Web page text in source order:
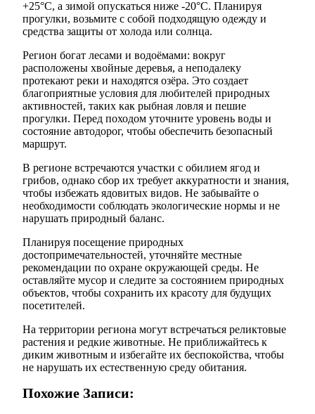
+25°C, а зимой опускаться ниже -20°C. Планируя
прогулки, возьмите с собой подходящую одежду и
средства защиты от холода или солнца.
Регион богат лесами и водоёмами: вокруг
расположены хвойные деревья, а неподалеку
протекают реки и находятся озёра. Это создает
благоприятные условия для любителей природных
активностей, таких как рыбная ловля и пешие
прогулки. Перед походом уточните уровень воды и
состояние автодорог, чтобы обеспечить безопасный
маршрут.
В регионе встречаются участки с обилием ягод и
грибов, однако сбор их требует аккуратности и знания,
чтобы избежать ядовитых видов. Не забывайте о
необходимости соблюдать экологические нормы и не
нарушать природный баланс.
Планируя посещение природных
достопримечательностей, уточняйте местные
рекомендации по охране окружающей среды. Не
оставляйте мусор и следите за состоянием природных
объектов, чтобы сохранить их красоту для будущих
посетителей.
На территории региона могут встречаться реликтовые
растения и редкие животные. Не приближайтесь к
диким животным и избегайте их беспокойства, чтобы
не нарушать их естественную среду обитания.
Похожие Записи: